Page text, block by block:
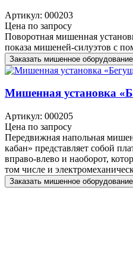
Артикул: 000203
Цена по запросу
Поворотная мишенная
показа мишеней-силуэтов с
Заказать мишенное оборудование
Мишенная установка
Артикул: 000205
Цена по запросу
Передвижная напольная
кабан» представляет собой
вправо-влево и наоборот,
том числе и
Заказать мишенное оборудование